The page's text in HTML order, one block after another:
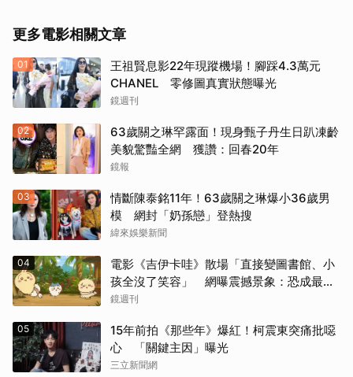
《撕裂地平線》（1997）
《變人》（1999）
《鋼鐵墳墓》（2013）
《震盪效應》(2015)
《網住愛情》（2004）
其他（歡迎貼文分享）
更多電影相關文章
01
王祖賢息影22年現蹤機場！腳踩4.3萬元
CHANEL 零修圖真實狀態曝光
鏡週刊
02
63歲關之琳罕露面！現身甄子丹生日趴凍齡
美貌驚豔全網 獲讚：回春20年
鏡報
03
情斷陳泰銘11年！63歲關之琳爆小36歲男
模 網封「奶孫戀」登熱搜
緯來娛樂新聞
04
電影《吉伊卡哇》散場「直接變圖書館、小
孩全沒了笑容」 網曝震撼景象：恐成最新
童年陰影
鏡週刊
05
15年前拍《那些年》爆紅！柯震東突痛批噁
心 「關鍵主因」曝光
三立新聞網